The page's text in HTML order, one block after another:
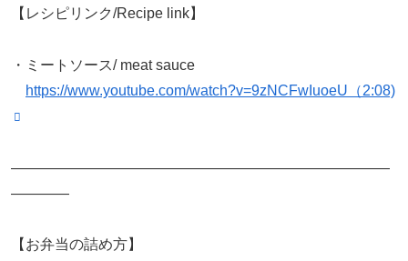
【レシピリンク/Recipe link】
・ミートソース/ meat sauce
https://www.youtube.com/watch?v=9zNCFwIuoeU（2:08)
——————————————————————————
————
【お弁当の詰め方】